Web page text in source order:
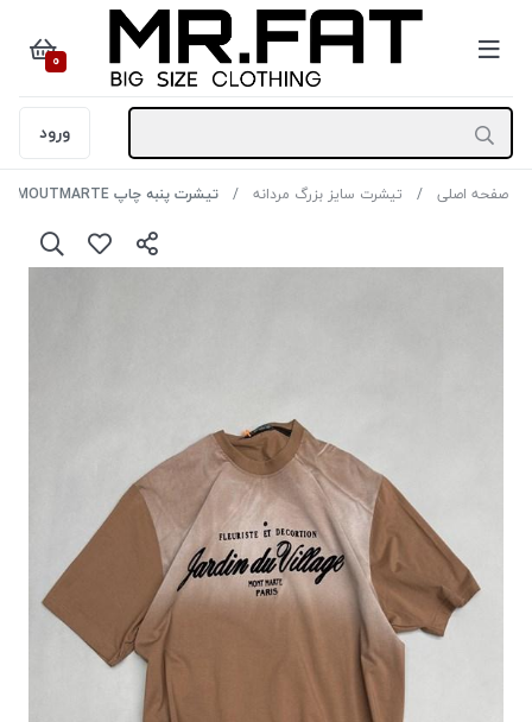
0
ورود
صفحه اصلی تیشرت سایز بزرگ مردانه تیشرت پنبه چاپ MOUTMARTEرنگ نسکافه ای سایز3XL